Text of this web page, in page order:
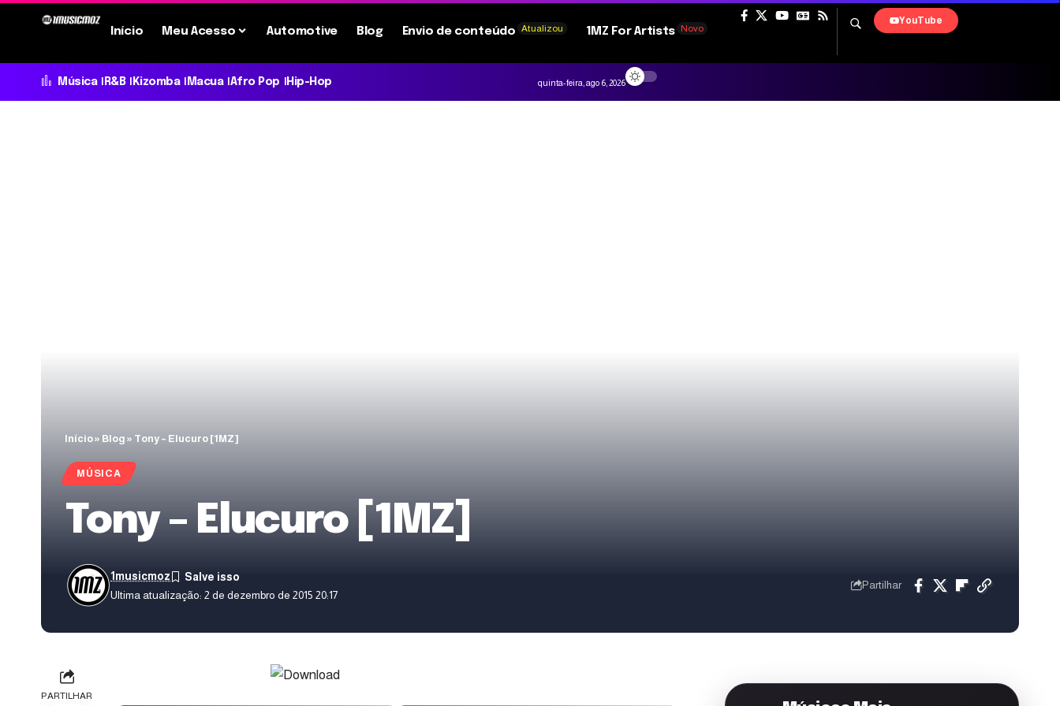
Início Meu Acesso Automotive Blog Envio de conteúdo Atualizou 1MZ For Artists Novo
YouTube
Música R&B Kizomba Macua Afro Pop Hip-Hop quinta-feira, ago 6, 2026
Início» Blog » Tony – Elucuro [1MZ]
MÚSICA
Tony – Elucuro [1MZ]
Ultima atualização: 2 de dezembro de 2015 20:17
1musicmoz
Partilhar
PARTILHAR